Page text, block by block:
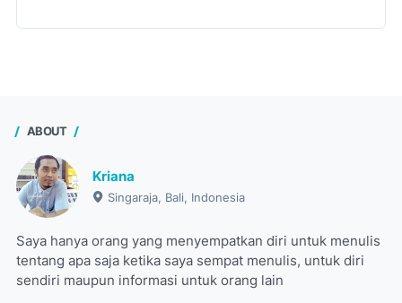
ABOUT
Kriana
Singaraja, Bali, Indonesia
Saya hanya orang yang menyempatkan diri untuk menulis
tentang apa saja ketika saya sempat menulis, untuk diri
sendiri maupun informasi untuk orang lain